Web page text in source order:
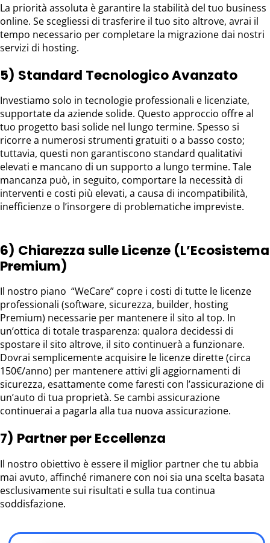
La priorità assoluta è garantire la stabilità del tuo business
online. Se scegliessi di trasferire il tuo sito altrove, avrai il
tempo necessario per completare la migrazione dai nostri
servizi di hosting.
5) Standard Tecnologico Avanzato
Investiamo solo in tecnologie professionali e licenziate,
supportate da aziende solide. Questo approccio offre al
tuo progetto basi solide nel lungo termine. Spesso si
ricorre a numerosi strumenti gratuiti o a basso costo;
tuttavia, questi non garantiscono standard qualitativi
elevati e mancano di un supporto a lungo termine. Tale
mancanza può, in seguito, comportare la necessità di
interventi e costi più elevati, a causa di incompatibilità,
inefficienze o l’insorgere di problematiche impreviste.
6) Chiarezza sulle Licenze (L’Ecosistema
Premium)
Il nostro piano “WeCare” copre i costi di tutte le licenze
professionali (software, sicurezza, builder, hosting
Premium) necessarie per mantenere il sito al top. In
un’ottica di totale trasparenza: qualora decidessi di
spostare il sito altrove, il sito continuerà a funzionare.
Dovrai semplicemente acquisire le licenze dirette (circa
150€/anno) per mantenere attivi gli aggiornamenti di
sicurezza, esattamente come faresti con l’assicurazione di
un’auto di tua proprietà. Se cambi assicurazione
continuerai a pagarla alla tua nuova assicurazione.
7) Partner per Eccellenza
Il nostro obiettivo è essere il miglior partner che tu abbia
mai avuto, affinché rimanere con noi sia una scelta basata
esclusivamente sui risultati e sulla tua continua
soddisfazione.